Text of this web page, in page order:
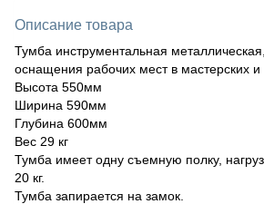
Описание товара
Тумба инструментальная
оснащения рабочих мест в мастерских и
Высота 550мм
Ширина 590мм
Глубина 600мм
Вес 29 кг
Тумба имеет одну съемную полку,
20 кг.
Тумба запирается на замок.